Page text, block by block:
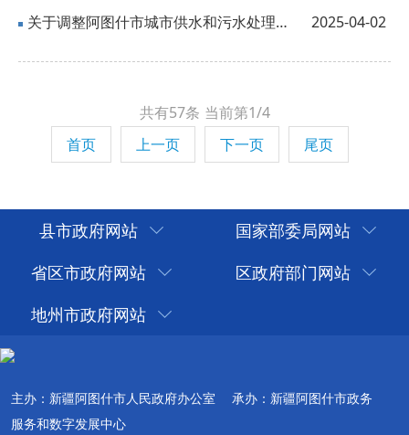
2025-04-02
关于调整阿图什市城市供水和污水处理费价格的通知
共有57条 当前第1/4
首页
上一页 下一页 尾页
县市政府网站
国家部委局网站
省区市政府网站
区政府部门网站
地州市政府网站
主办：新疆阿图什市人民政府办公室
承办：新疆阿图什市政务
服务和数字发展中心